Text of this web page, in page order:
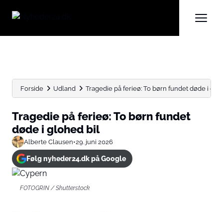
Forside Udland Tragedie på ferieø: To børn fundet døde i
Tragedie på ferieø: To børn fundet
døde i glohed bil
Alberte Clausen•29. juni 2026
Følg nyheder24.dk på Google
FOTOGRIN / Shutterstock